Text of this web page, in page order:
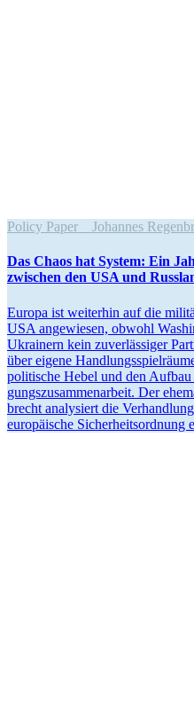
Policy Paper Johannes
Das Chaos hat System: Ein
zwischen den USA und
Europa ist weiterhin auf die
USA angewiesen, obwohl
Ukrainern kein zuver­läs­siger
über eigene
po­li­tische Hebel und den
gungs­zu­sam­men­arbeit. Der
brecht analy­siert die
europäische Sicher­heits­ordnung